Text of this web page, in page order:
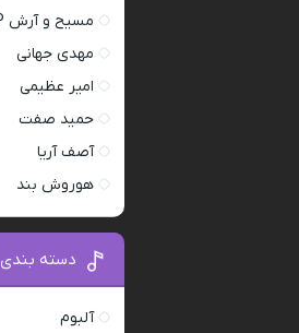
مسیح و آرش AP
مهدی جهانی
امیر عظیمی
حمید صفت
آصف آریا
هوروش بند
دسته بندی
آلبوم